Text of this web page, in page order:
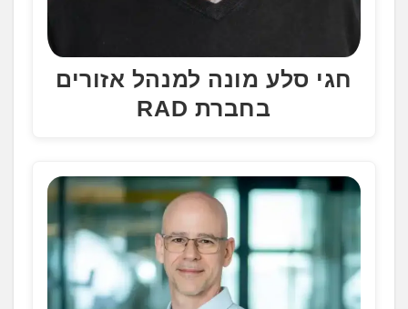
חגי סלע מונה למנהל אזורים
בחברת RAD